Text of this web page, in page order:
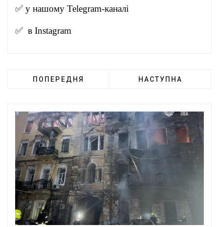
✅ у нашому Telegram-каналі
✅ в Instagram
ПОПЕРЕДНЯ НАСТУПНА